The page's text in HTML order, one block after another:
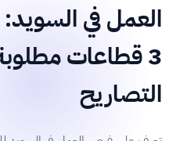
العمل في
3 قطاعات
التصاريح